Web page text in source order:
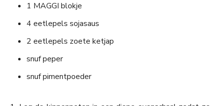
1 MAGGI blokje
4 eetlepels sojasaus
2 eetlepels zoete ketjap
snuf peper
snuf pimentpoeder